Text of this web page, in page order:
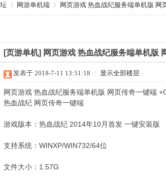
›
网游单机端
›
网页游戏 热血战纪服务端单机版 网
[页游单机] 网页游戏 热血战纪服务端单机版
发表于 2018-7-11 13:51:18 | 显示全部楼层
网页游戏 热血战纪服务端单机版 网页传奇一键端
热血战纪 网页传奇一键端
游戏版本：热血战纪 2014年10月首发 一键安装版
支持系统：WINXP/WIN732/64位
文件大小：1.57G